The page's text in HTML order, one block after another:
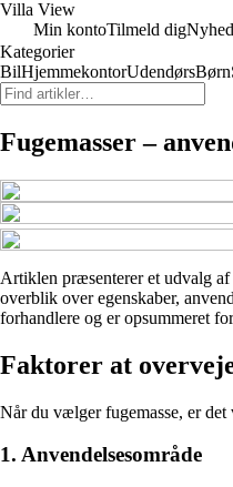
Villa View
Min kontoTilmeld dig
Kategorier
BilHjemmekontorUdendørsBørn
Fugemasser –
Artiklen præsenterer et udvalg
overblik over egenskaber,
forhandlere og er opsummeret
Faktorer at
Når du vælger fugemasse, er
1. Anvendelsesområde